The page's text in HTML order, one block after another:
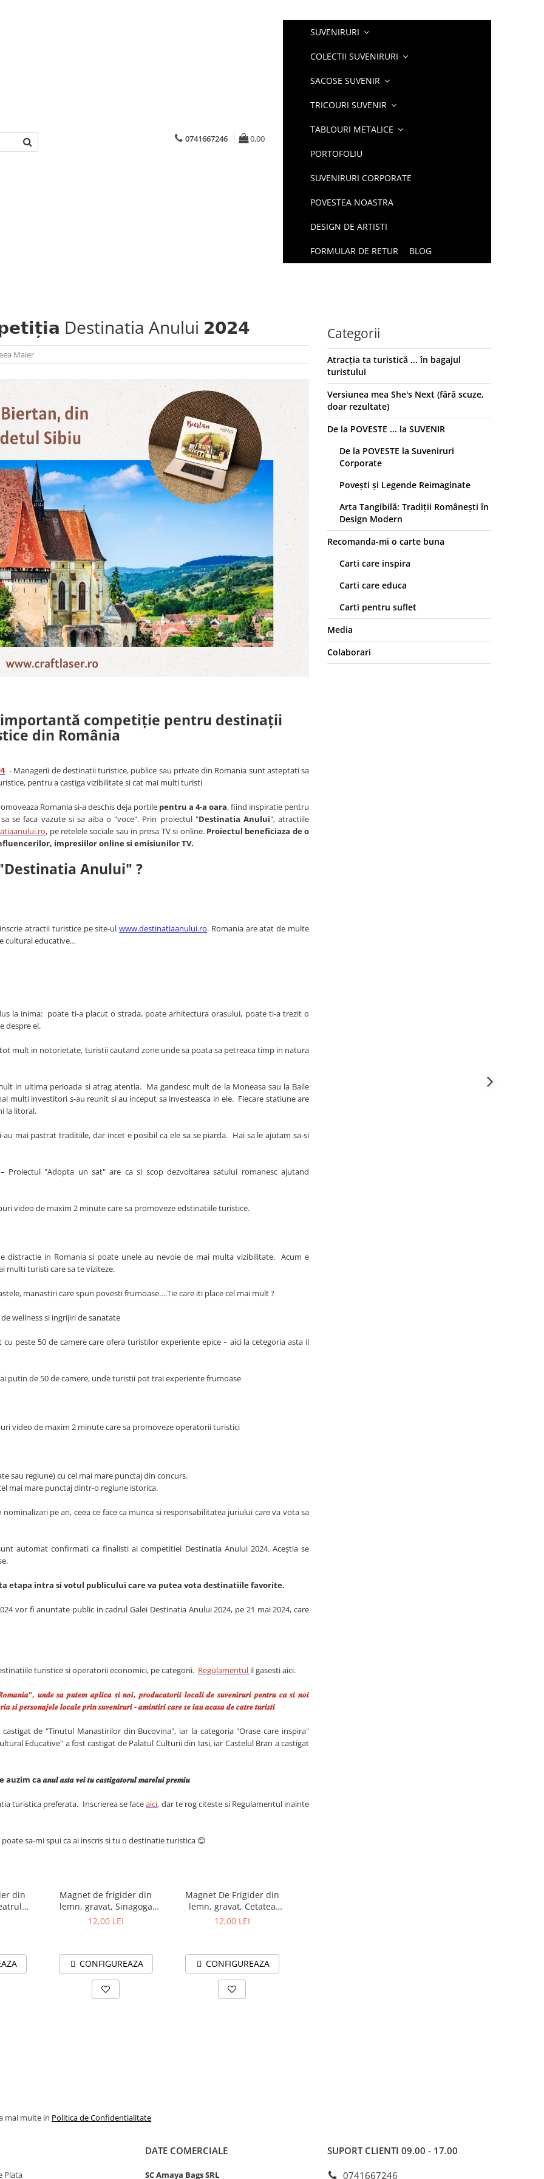
0741667246 0,00
SUVENIRURI
COLECTII SUVENIRURI
SACOSE SUVENIR
TRICOURI SUVENIR
TABLOURI METALICE
PORTOFOLIU
SUVENIRURI CORPORATE
POVESTEA NOASTRA
DESIGN DE ARTISTI
FORMULAR DE RETUR BLOG
Destinatia Anului 𝟮𝟬𝟮𝟰
Maier
competiție pentru destinații
din România
- Managerii de destinatii turistice, publice sau private din Romania sunt asteptati sa
pentru a castiga vizibilitate si cat mai multi turisti
Romania si-a deschis deja portile pentru a 4-a oara, fiind inspiratie pentru
se faca vazute si sa aiba o "voce". Prin proiectul "Destinatia Anului", atractiile
, pe retelele sociale sau in presa TV si online. Proiectul beneficiaza de o
impresiilor online si emisiunilor TV.
Anului" ?
atractii turistice pe site-ulwww.destinatiaanului.ro. Romania are atat de multe
cultural educative…
la inima: poate ti-a placut o strada, poate arhitectura orasului, poate ti-a trezit o
despre el.
mult in notorietate, turistii cautand zone unde sa poata sa petreaca timp in natura
in ultima perioada si atrag atentia. Ma gandesc mult de la Moneasa sau la Baile
multi investitori s-au reunit si au inceput sa investeasca in ele. Fiecare statiune are
la litoral.
mai pastrat traditiile, dar incet e posibil ca ele sa se piarda. Hai sa le ajutam sa-si
Proiectul "Adopta un sat" are ca si scop dezvoltarea satului romanesc ajutand
video de maxim 2 minute care sa promoveze edstinatiile turistice.
distractie in Romania si poate unele au nevoie de mai multa vizibilitate. Acum e
multi turisti care sa te viziteze.
manastiri care spun povesti frumoase….Tie care iti place cel mai mult ?
wellness si ingrijiri de sanatate
peste 50 de camere care ofera turistilor experiente epice – aici la cetegoria asta il
putin de 50 de camere, unde turistii pot trai experiente frumoase
video de maxim 2 minute care sa promoveze operatorii turistici
sau regiune) cu cel mai mare punctaj din concurs.
mai mare punctaj dintr-o regiune istorica.
pe an, ceea ce face ca munca si responsabilitatea juriului care va vota sa
automat confirmati ca finalisti ai competitiei Destinatia Anului 2024. Aceștia se
etapa intra si votul publicului care va putea vota destinatiile favorite.
vor fi anuntate public in cadrul Galei Destinatia Anului 2024, pe 21 mai 2024, care
turistice si operatorii economici, pe categorii. Regulamentul il gasesti aici.
𝒖𝒏𝒅𝒆 𝒔𝒂 𝒑𝒖𝒕𝒆𝒎 𝒂𝒑𝒍𝒊𝒄𝒂 𝒔𝒊 𝒏𝒐𝒊, 𝒑𝒓𝒐𝒅𝒖𝒄𝒂𝒕𝒐𝒓𝒊𝒊 𝒍𝒐𝒄𝒂𝒍𝒊 𝒅𝒆 𝒔𝒖𝒗𝒆𝒏𝒊𝒓𝒖𝒓𝒊 𝒑𝒆𝒏𝒕𝒓𝒖 𝒄𝒂 𝒔𝒊 𝒏𝒐𝒊
𝒔𝒊 𝒑𝒆𝒓𝒔𝒐𝒏𝒂𝒋𝒆𝒍𝒆 𝒍𝒐𝒄𝒂𝒍𝒆 𝒑𝒓𝒊𝒏 𝒔𝒖𝒗𝒆𝒏𝒊𝒓𝒖𝒓𝒊 - 𝒂𝒎𝒊𝒏𝒕𝒊𝒓𝒊 𝒄𝒂𝒓𝒆 𝒔𝒆 𝒊𝒂𝒖 𝒂𝒄𝒂𝒔𝒂 𝒅𝒆 𝒄𝒂𝒕𝒓𝒆 𝒕𝒖𝒓𝒊𝒔𝒕𝒊
de "Tinutul Manastirilor din Bucovina", iar la categoria "Orase care inspira"
Educative" a fost castigat de Palatul Culturii din Iasi, iar Castelul Bran a castigat
ca 𝒂𝒏𝒖𝒍 𝒂𝒔𝒕𝒂 𝒗𝒆𝒊 𝒕𝒖 𝒄𝒂𝒔𝒕𝒊𝒈𝒂𝒕𝒐𝒓𝒖𝒍 𝒎𝒂𝒓𝒆𝒍𝒖𝒊 𝒑𝒓𝒆𝒎𝒊𝒖
turistica preferata. Inscrierea se faceaici, dar te rog citeste si Regulamentul inainte
sa-mi spui ca ai inscris si tu o destinatie turistica 😊
Categorii
Atracția ta turistică ... în bagajul
turistului
Versiunea mea She's Next (fără scuze,
doar rezultate)
De la POVESTE ... la SUVENIR
De la POVESTE la Suveniruri
Corporate
Povești și Legende Reimaginate
Arta Tangibilă: Tradiții Românești în
Design Modern
Recomanda-mi o carte buna
Carti care inspira
Carti care educa
Carti pentru suflet
Media
Colaborari
din
Magnet de frigider din
lemn, gravat, Sinagoga
Neologa "Zion" Oradea
12,00 LEI
CONFIGUREAZA
Magnet De Frigider din
lemn, gravat, Cetatea
Oradea
12,00 LEI
CONFIGUREAZA
mai multe in Politica de Confidentialitate
Plata
DATE COMERCIALE
SC Amaya Bags SRL
SUPORT CLIENTI 09.00 - 17.00
0741667246